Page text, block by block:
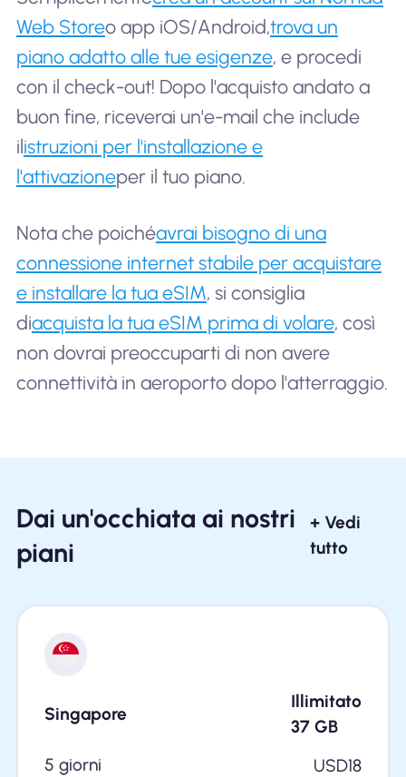
Web Storeo app iOS/Android,trova un
piano adatto alle tue esigenze, e procedi
con il check-out! Dopo l'acquisto andato a
buon fine, riceverai un'e-mail che include
ilistruzioni per l'installazione e
l'attivazioneper il tuo piano.
Nota che poichéavrai bisogno di una
connessione internet stabile per acquistare
e installare la tua eSIM, si consiglia
diacquista la tua eSIM prima di volare, così
non dovrai preoccuparti di non avere
connettività in aeroporto dopo l'atterraggio.
Dai un'occhiata ai nostri
piani
+ Vedi
tutto
Singapore
Illimitato
37 GB
5 giorni
USD18